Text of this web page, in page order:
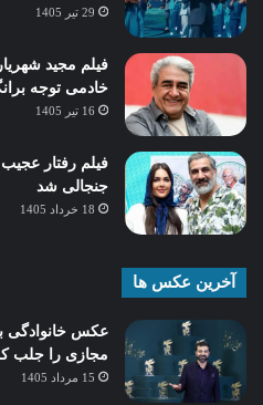
29 تیر 1405
فیلم مجید
خادمی توجه
16 تیر 1405
فیلم رفتار
جنجالی شد
18 خرداد 1405
آخرین عکس ها
عکس خانوادگی
مجازی را جلب
15 مرداد 1405